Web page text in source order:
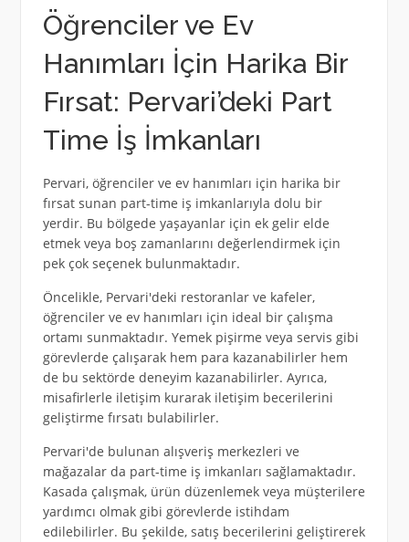
Öğrenciler ve Ev
Hanımları İçin Harika Bir
Fırsat: Pervari’deki Part
Time İş İmkanları
Pervari, öğrenciler ve ev hanımları için harika bir
fırsat sunan part-time iş imkanlarıyla dolu bir
yerdir. Bu bölgede yaşayanlar için ek gelir elde
etmek veya boş zamanlarını değerlendirmek için
pek çok seçenek bulunmaktadır.
Öncelikle, Pervari'deki restoranlar ve kafeler,
öğrenciler ve ev hanımları için ideal bir çalışma
ortamı sunmaktadır. Yemek pişirme veya servis gibi
görevlerde çalışarak hem para kazanabilirler hem
de bu sektörde deneyim kazanabilirler. Ayrıca,
misafirlerle iletişim kurarak iletişim becerilerini
geliştirme fırsatı bulabilirler.
Pervari'de bulunan alışveriş merkezleri ve
mağazalar da part-time iş imkanları sağlamaktadır.
Kasada çalışmak, ürün düzenlemek veya müşterilere
yardımcı olmak gibi görevlerde istihdam
edilebilirler. Bu şekilde, satış becerilerini geliştirerek